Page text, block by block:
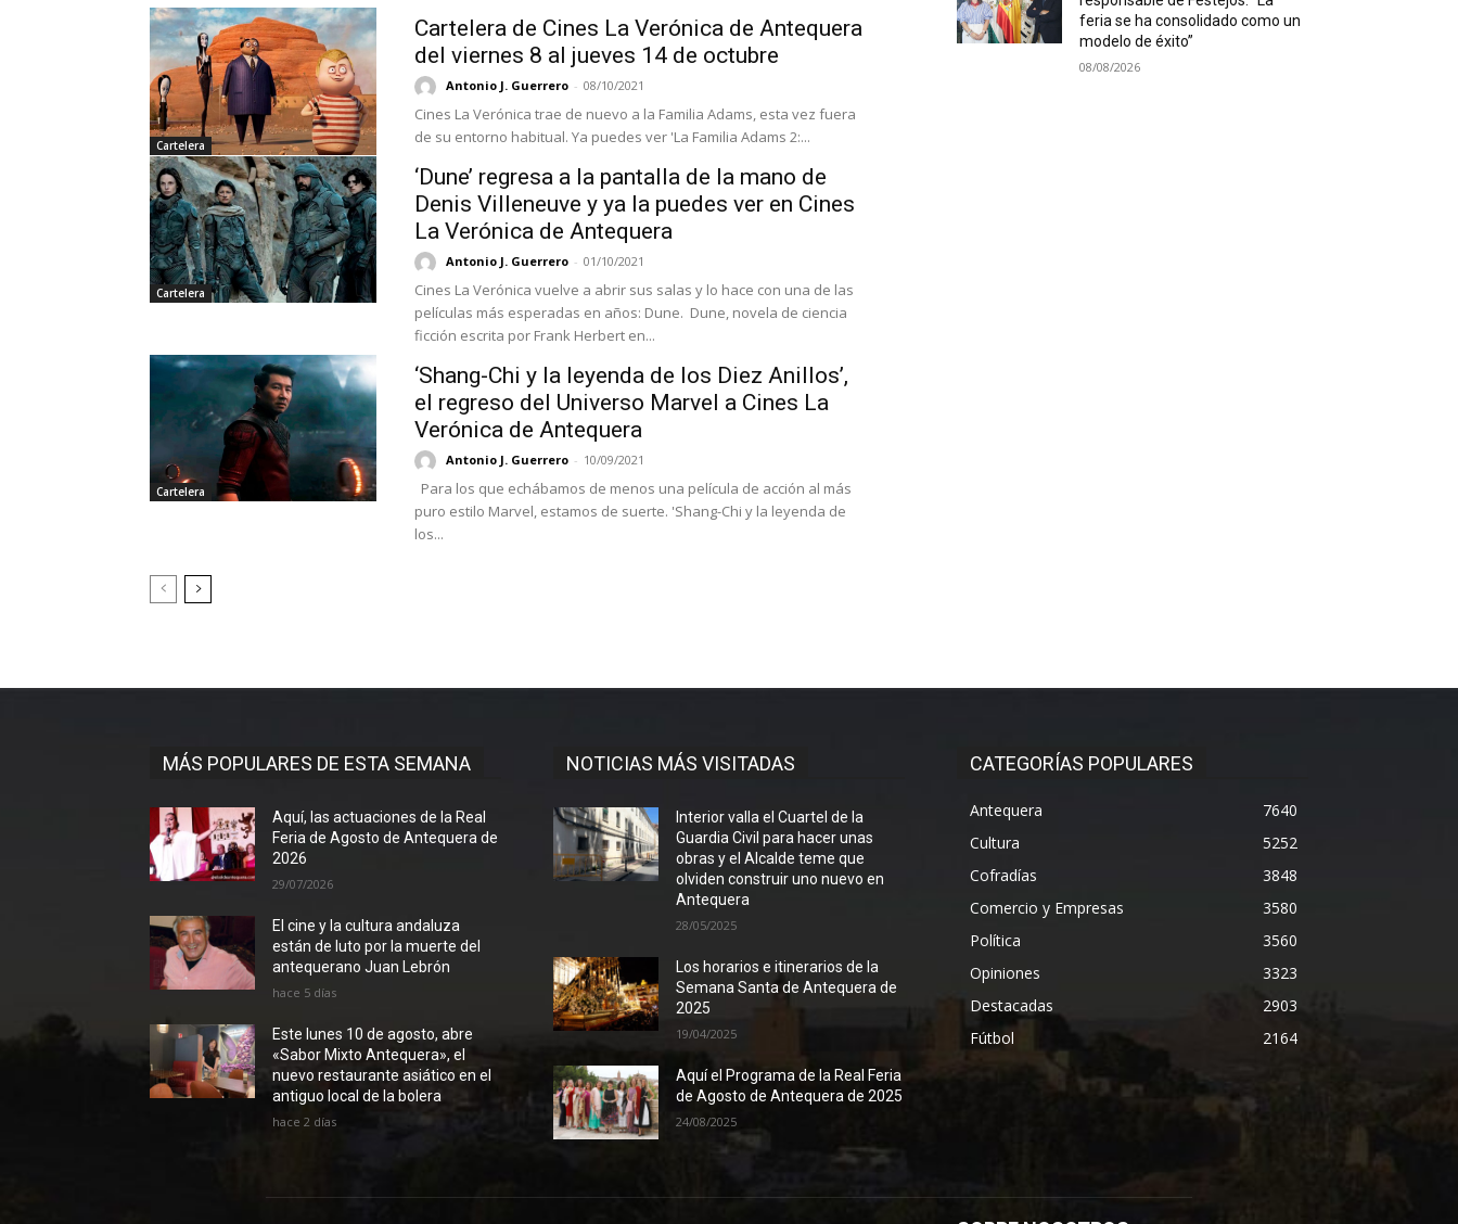
Cartelera
Cartelera de Cines La Verónica de Antequera
del viernes 8 al jueves 14 de octubre
Antonio J. Guerrero - 08/10/2021
Cines La Verónica trae de nuevo a la Familia Adams, esta vez fuera
de su entorno habitual. Ya puedes ver 'La Familia Adams 2:...
Cartelera
‘Dune’ regresa a la pantalla de la mano de
Denis Villeneuve y ya la puedes ver en Cines
La Verónica de Antequera
Antonio J. Guerrero - 01/10/2021
Cines La Verónica vuelve a abrir sus salas y lo hace con una de las
películas más esperadas en años: Dune. Dune, novela de ciencia
ficción escrita por Frank Herbert en...
Cartelera
‘Shang-Chi y la leyenda de los Diez Anillos’,
el regreso del Universo Marvel a Cines La
Verónica de Antequera
Antonio J. Guerrero - 10/09/2021
Para los que echábamos de menos una película de acción al más
puro estilo Marvel, estamos de suerte. 'Shang-Chi y la leyenda de
los...
feria se ha consolidado como un
modelo de éxito”
08/08/2026
MÁS POPULARES DE ESTA SEMANA
Aquí, las actuaciones de la Real
Feria de Agosto de Antequera de
2026
29/07/2026
El cine y la cultura andaluza
están de luto por la muerte del
antequerano Juan Lebrón
hace 5 días
Este lunes 10 de agosto, abre
«Sabor Mixto Antequera», el
nuevo restaurante asiático en el
antiguo local de la bolera
hace 2 días
NOTICIAS MÁS VISITADAS
Interior valla el Cuartel de la
Guardia Civil para hacer unas
obras y el Alcalde teme que
olviden construir uno nuevo en
Antequera
28/05/2025
Los horarios e itinerarios de la
Semana Santa de Antequera de
2025
19/04/2025
Aquí el Programa de la Real Feria
de Agosto de Antequera de 2025
24/08/2025
CATEGORÍAS POPULARES
Antequera
7640
Cultura
5252
Cofradías
3848
Comercio y Empresas
3580
Política
3560
Opiniones
3323
Destacadas
2903
Fútbol
2164